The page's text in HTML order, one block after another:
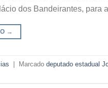
dos Bandeirantes, para
→
Marcado deputado estadual